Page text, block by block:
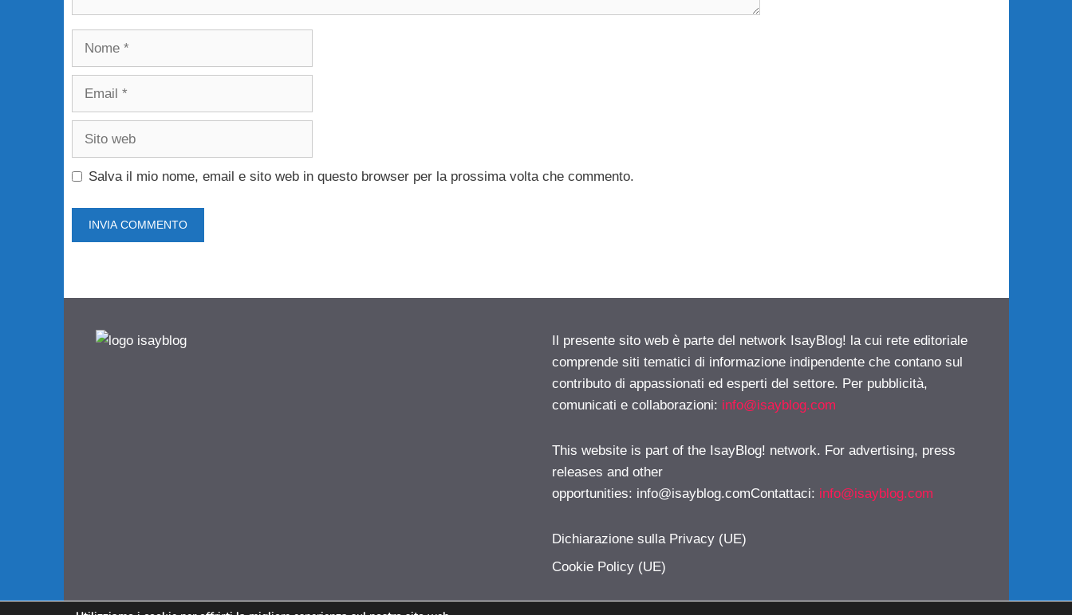
Nome
Email
Sito
Salva il mio nome, email e sito web in questo browser per la prossima volta che commento.
Il presente sito web è parte del network IsayBlog! la cui rete editoriale
comprende siti tematici di informazione indipendente che contano sul
contributo di appassionati ed esperti del settore. Per pubblicità,
comunicati e collaborazioni: info@isayblog.com
This website is part of the IsayBlog! network. For advertising, press
releases and other
opportunities: info@isayblog.comContattaci: info@isayblog.com
Dichiarazione sulla Privacy (UE)
Cookie Policy (UE)